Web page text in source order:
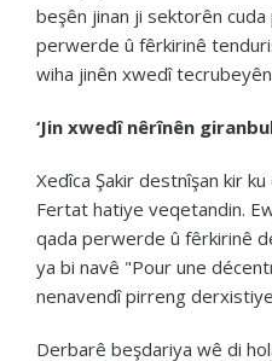
beşên jinan ji sektorên cuda
perwerde û fêrkirinê
wiha jinên xwedî
‘Jin xwedî nêrînên
Xedîca Şakir destnîşan kir
Fertat hatiye veqetandin.
qada perwerde û fêrkirinê
ya bi navê "Pour une
nenavendî pirreng
Derbarê beşdariya wê di